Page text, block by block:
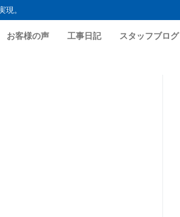
現。
お客様の声 工事日記 スタッフブログ